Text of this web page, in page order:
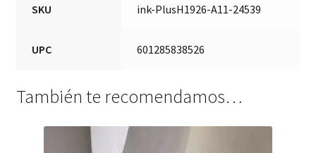
SKU ink-PlusH1926-A11-24539
UPC 601285838526
También te recomendamos…